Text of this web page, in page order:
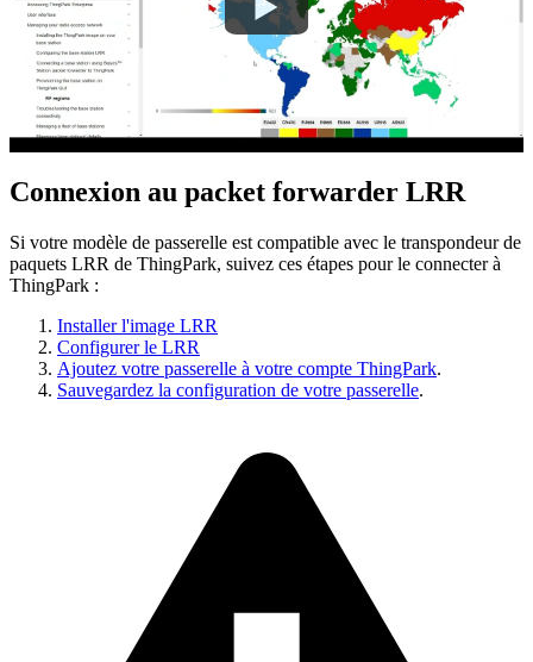
Connexion au packet forwarder LRR
Si votre modèle de passerelle est compatible avec le transpondeur de
paquets LRR de ThingPark, suivez ces étapes pour le connecter à
ThingPark :
Installer l'image LRR
Configurer le LRR
Ajoutez votre passerelle à votre compte ThingPark.
Sauvegardez la configuration de votre passerelle.